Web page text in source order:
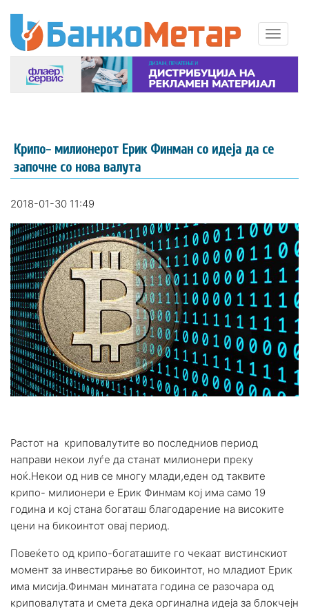
Крипо- милионерот Ерик Финман со идеја да се
започне со нова валута
2018-01-30 11:49
Растот на криповалутите во последниов период
направи некои луѓе да станат милионери преку
ноќ.Некои од нив се многу млади,еден од таквите
крипо- милионери е Ерик Финмам кој има само 19
година и кој стана богаташ благодарение на високите
цени на бикоинтот овај период.
Повеќето од крипо-богаташите го чекаат вистинскиот
момент за инвестирање во бикоинтот, но младиот Ерик
има мисија.Финман минатата година се разочара од
криповалутата и смета дека оргинална идеја за блокчејн